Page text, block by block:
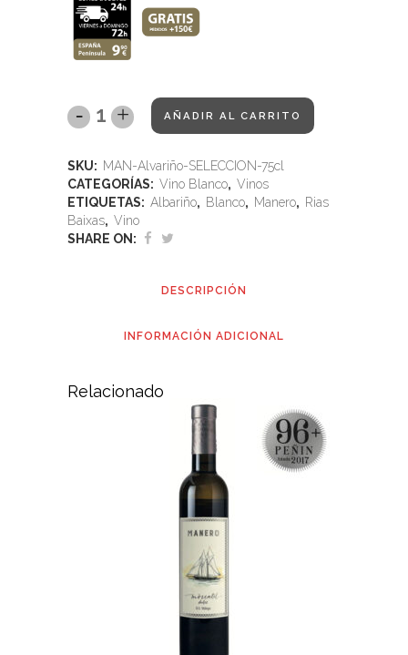
AÑADIR AL CARRITO
SKU: MAN-Alvariño-SELECCION-75cl
CATEGORÍAS: Vino Blanco, Vinos
ETIQUETAS: Albariño, Blanco, Manero, Rias
Baixas, Vino
SHARE ON:
DESCRIPCIÓN
INFORMACIÓN ADICIONAL
Relacionado